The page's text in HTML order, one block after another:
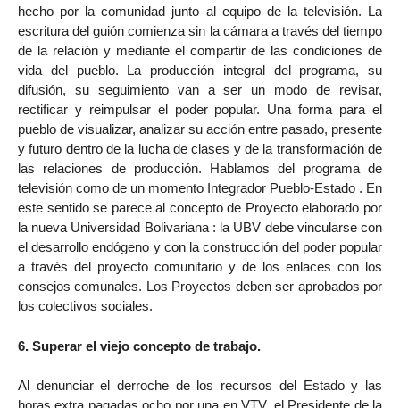
hecho por la comunidad junto al equipo de la televisión. La
escritura del guión comienza sin la cámara a través del tiempo
de la relación y mediante el compartir de las condiciones de
vida del pueblo. La producción integral del programa, su
difusión, su seguimiento van a ser un modo de revisar,
rectificar y reimpulsar el poder popular. Una forma para el
pueblo de visualizar, analizar su acción entre pasado, presente
y futuro dentro de la lucha de clases y de la transformación de
las relaciones de producción. Hablamos del programa de
televisión como de un momento Integrador Pueblo-Estado . En
este sentido se parece al concepto de Proyecto elaborado por
la nueva Universidad Bolivariana : la UBV debe vincularse con
el desarrollo endógeno y con la construcción del poder popular
a través del proyecto comunitario y de los enlaces con los
consejos comunales. Los Proyectos deben ser aprobados por
los colectivos sociales.
6. Superar el viejo concepto de trabajo.
Al denunciar el derroche de los recursos del Estado y las